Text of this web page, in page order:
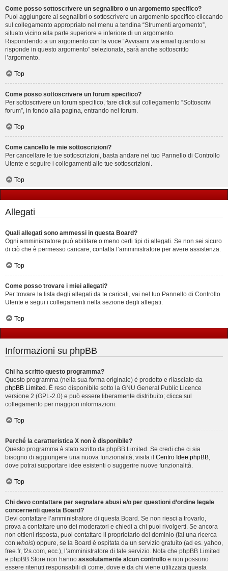
Come posso sottoscrivere un segnalibro o un argomento specifico?
Puoi aggiungere ai segnalibri o sottoscrivere un argomento specifico cliccando
sul collegamento appropriato nel menu a tendina “Strumenti argomento”,
situato vicino alla parte superiore e inferiore di un argomento.
Rispondendo a un argomento con la voce “Avvisami via email quando si
risponde in questo argomento” selezionata, sarà anche sottoscritto
l’argomento.
Top
Come posso sottoscrivere un forum specifico?
Per sottoscrivere un forum specifico, fare click sul collegamento “Sottoscrivi
forum”, in fondo alla pagina, entrando nel forum.
Top
Come cancello le mie sottoscrizioni?
Per cancellare le tue sottoscrizioni, basta andare nel tuo Pannello di Controllo
Utente e seguire i collegamenti alle tue sottoscrizioni.
Top
Allegati
Quali allegati sono ammessi in questa Board?
Ogni amministratore può abilitare o meno certi tipi di allegati. Se non sei sicuro
di ciò che è permesso caricare, contatta l’amministratore per avere assistenza.
Top
Come posso trovare i miei allegati?
Per trovare la lista degli allegati da te caricati, vai nel tuo Pannello di Controllo
Utente e segui i collegamenti nella sezione degli allegati.
Top
Informazioni su phpBB
Chi ha scritto questo programma?
Questo programma (nella sua forma originale) è prodotto e rilasciato da
phpBB Limited . È reso disponibile sotto la GNU General Public Licence
versione 2 (GPL-2.0) e può essere liberamente distribuito; clicca sul
collegamento per maggiori informazioni.
Top
Perché la caratteristica X non è disponibile?
Questo programma è stato scritto da phpBB Limited. Se credi che ci sia
bisogno di aggiungere una nuova funzionalità, visita il Centro Idee phpBB,
dove potrai supportare idee esistenti o suggerire nuove funzionalità.
Top
Chi devo contattare per segnalare abusi e/o per questioni d’ordine legale
concernenti questa Board?
Devi contattare l’amministratore di questa Board. Se non riesci a trovarlo,
prova a contattare uno dei moderatori e chiedi a chi puoi rivolgerti. Se ancora
non ottieni risposta, puoi contattare il proprietario del dominio (fai una ricerca
con whois) oppure, se la Board è ospitata da un servizio gratuito (ad es. yahoo,
free.fr, f2s.com, ecc.), l’amministratore di tale servizio. Nota che phpBB Limited
e phpBB Store non hanno assolutamente alcun controllo e non possono
essere ritenuti responsabili di come, dove e da chi viene utilizzata questa